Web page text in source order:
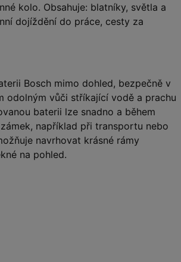
kolo. Obsahuje: blatníky, světla a
dojíždění do práce, cesty za
Bosch mimo dohled, bezpečně v
odolným vůči stříkající vodě a prachu
baterii lze snadno a během
například při transportu nebo
navrhovat krásné rámy
na pohled.